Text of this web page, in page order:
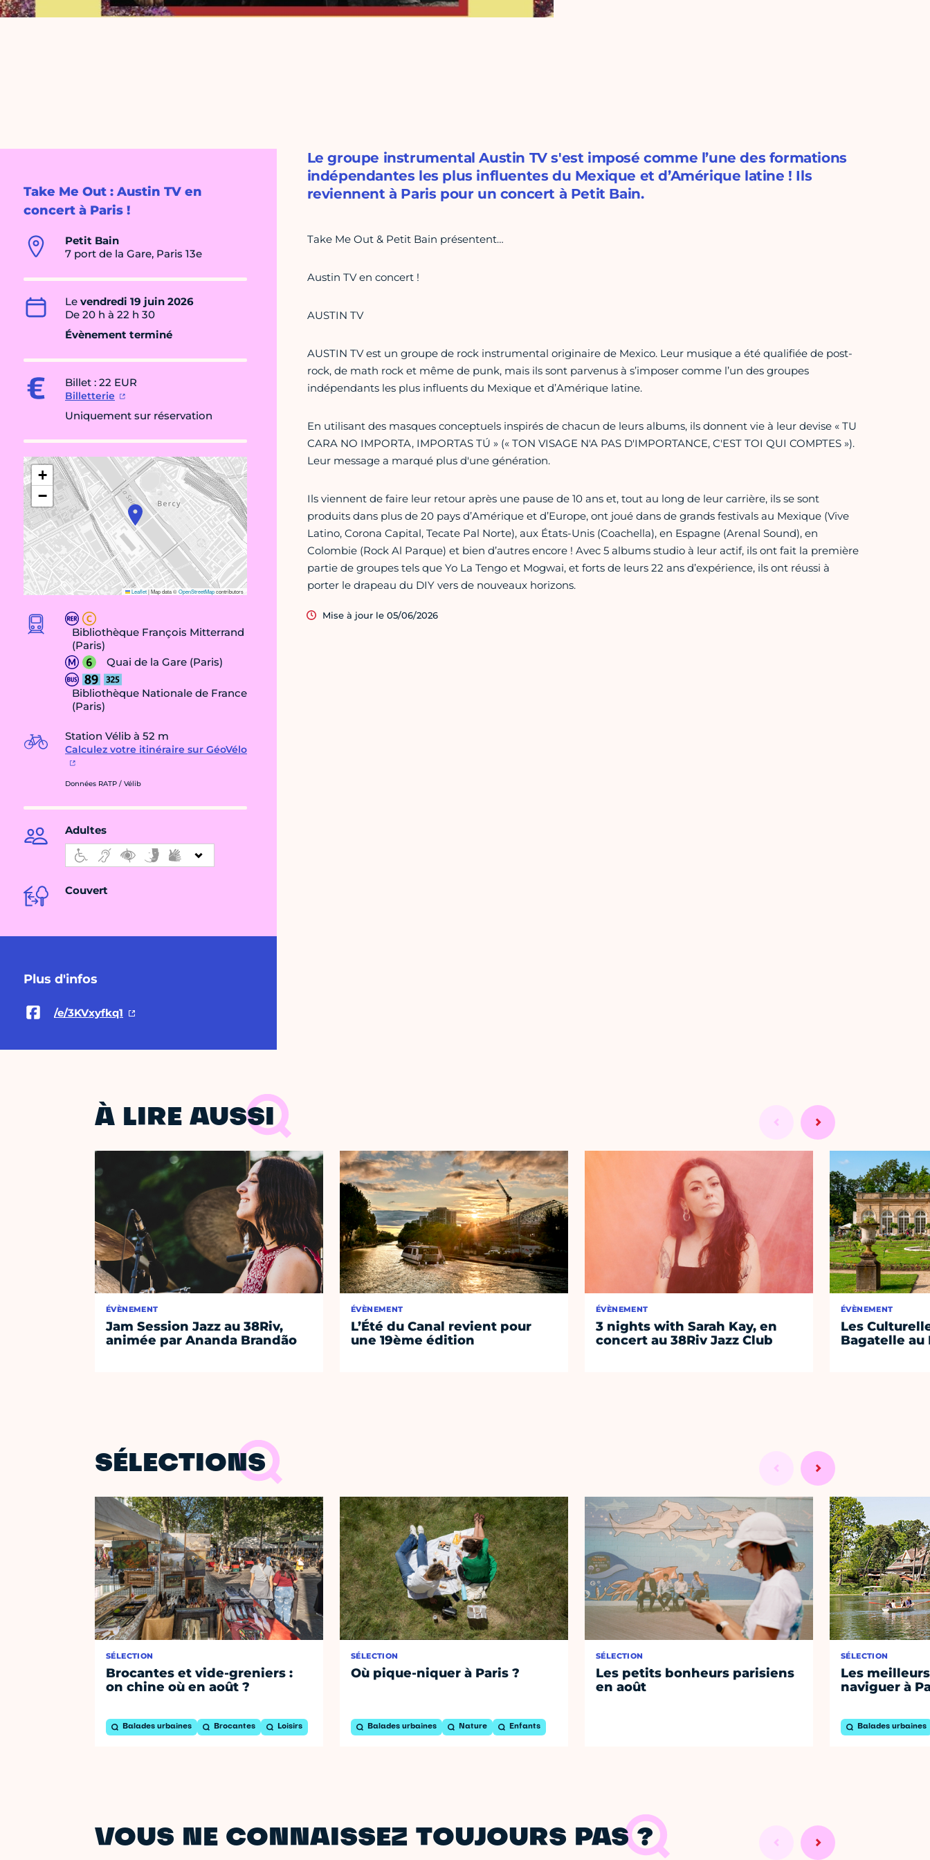
Take Me Out : Austin TV en
concert à Paris !
Petit Bain
7 port de la Gare, Paris 13e
Le vendredi 19 juin 2026
De 20 h à 22 h 30
Évènement terminé
Billet : 22 EUR
Billetterie
Uniquement sur réservation
+
−
Leaflet|Map data ©OpenStreetMapcontributors
Bibliothèque François Mitterrand
(Paris)
Quai de la Gare (Paris)
Bibliothèque Nationale de France
(Paris)
Station Vélib à 52 m
Calculez votre itinéraire sur GéoVélo
Données RATP / Vélib
Adultes
Couvert
Plus d'infos
/e/3KVxyfkq1
Le groupe instrumental Austin TV s'est imposé comme l’une des formations
indépendantes les plus influentes du Mexique et d’Amérique latine ! Ils
reviennent à Paris pour un concert à Petit Bain.
Take Me Out & Petit Bain présentent…
Austin TV en concert !
AUSTIN TV
AUSTIN TV est un groupe de rock instrumental originaire de Mexico. Leur musique a été qualifiée de post-
rock, de math rock et même de punk, mais ils sont parvenus à s’imposer comme l’un des groupes
indépendants les plus influents du Mexique et d’Amérique latine.
En utilisant des masques conceptuels inspirés de chacun de leurs albums, ils donnent vie à leur devise « TU
CARA NO IMPORTA, IMPORTAS TÚ » (« TON VISAGE N'A PAS D'IMPORTANCE, C'EST TOI QUI COMPTES »).
Leur message a marqué plus d'une génération.
Ils viennent de faire leur retour après une pause de 10 ans et, tout au long de leur carrière, ils se sont
produits dans plus de 20 pays d’Amérique et d’Europe, ont joué dans de grands festivals au Mexique (Vive
Latino, Corona Capital, Tecate Pal Norte), aux États-Unis (Coachella), en Espagne (Arenal Sound), en
Colombie (Rock Al Parque) et bien d’autres encore ! Avec 5 albums studio à leur actif, ils ont fait la première
partie de groupes tels que Yo La Tengo et Mogwai, et forts de leurs 22 ans d’expérience, ils ont réussi à
porter le drapeau du DIY vers de nouveaux horizons.
Mise à jour le 05/06/2026
À LIRE AUSSI
ÉVÈNEMENT
Jam Session Jazz au 38Riv,
animée par Ananda Brandão
ÉVÈNEMENT
L’Été du Canal revient pour
une 19ème édition
ÉVÈNEMENT
3 nights with Sarah Kay, en
concert au 38Riv Jazz Club
ÉVÈNEMENT
Les
Bagatelle au
SÉLECTIONS
SÉLECTION
Brocantes et vide-greniers :
on chine où en août ?
Balades urbaines Brocantes Loisirs
SÉLECTION
Où pique-niquer à Paris ?
Balades urbaines Nature Enfants
SÉLECTION
Les petits bonheurs parisiens
en août
SÉLECTION
Les
naviguer à
Balades urbaines
VOUS NE CONNAISSEZ TOUJOURS PAS ?